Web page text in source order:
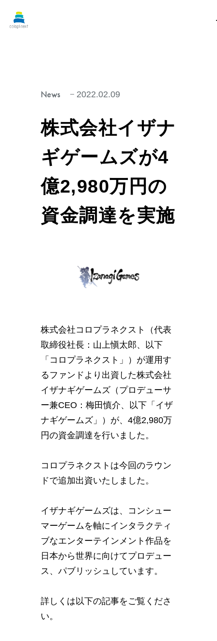
News 2022.02.09
株式会社イザナ
ギゲームズが4
億2,980万円の
資金調達を実施
株式会社コロプラネクスト（代表
取締役社長：山上愼太郎、以下
「コロプラネクスト」）が運用す
るファンドより出資した株式会社
イザナギゲームズ（プロデューサ
ー兼CEO：梅田慎介、以下「イザ
ナギゲームズ」）が、4億2,980万
円の資金調達を行いました。
コロプラネクストは今回のラウン
ドで追加出資いたしました。
イザナギゲームズは、コンシュー
マーゲームを軸にインタラクティ
ブなエンターテインメント作品を
日本から世界に向けてプロデュー
ス、パブリッシュしています。
詳しくは以下の記事をご覧くださ
い。